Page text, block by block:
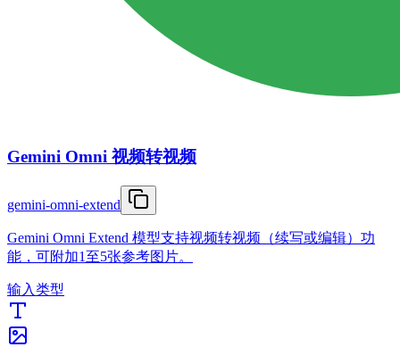
Gemini Omni 视频转视频
gemini-omni-extend
Gemini Omni Extend 模型支持视频转视频（续写或编辑）功
能，可附加1至5张参考图片。
输入类型